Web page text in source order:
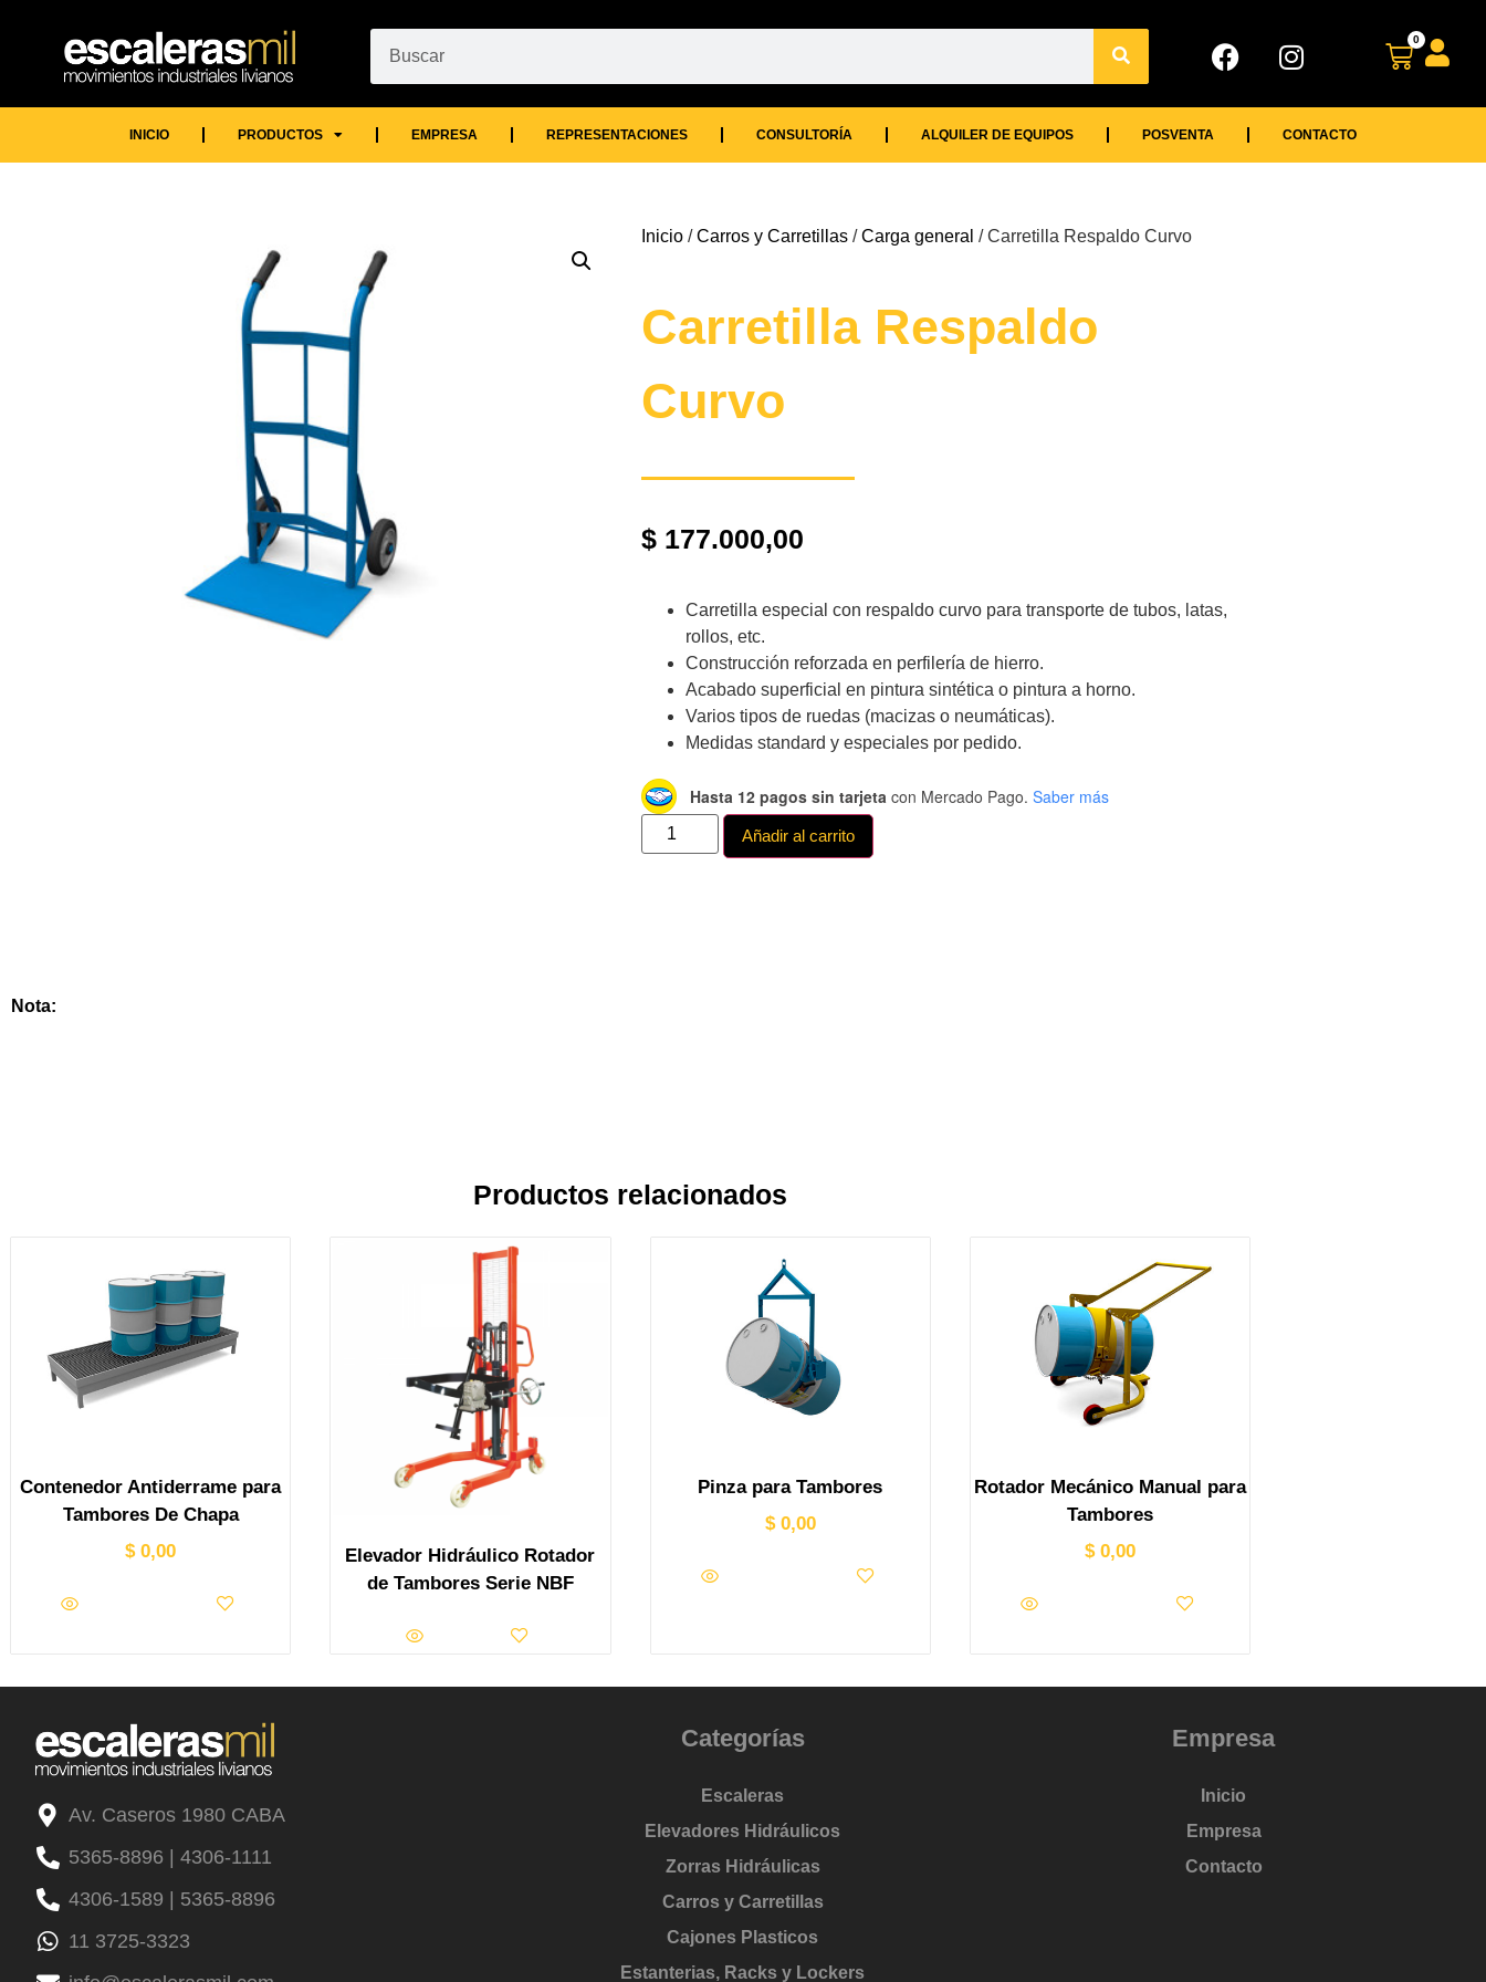
0
INICIO PRODUCTOS EMPRESA REPRESENTACIONES CONSULTORÍA ALQUILER DE EQUIPOS POSVENTA CONTACTO
Inicio /Carros y Carretillas /Carga general / Carretilla Respaldo Curvo
Carretilla Respaldo
Curvo
$ 177.000,00
Carretilla especial con respaldo curvo para transporte de tubos, latas,
rollos, etc.
Construcción reforzada en perfilería de hierro.
Acabado superficial en pintura sintética o pintura a horno.
Varios tipos de ruedas (macizas o neumáticas).
Medidas standard y especiales por pedido.
Hasta 12 pagos sin tarjeta con Mercado Pago. Saber más
Añadir al carrito
Nota:
Productos relacionados
Contenedor Antiderrame para
Tambores De Chapa
$0,00
Elevador Hidráulico Rotador
de Tambores Serie NBF
Pinza para Tambores
$0,00
Rotador Mecánico Manual para
Tambores
$0,00
Av. Caseros 1980 CABA
5365-8896 | 4306-1111
4306-1589 | 5365-8896
11 3725-3323
Categorías
Escaleras
Elevadores Hidráulicos
Zorras Hidráulicas
Carros y Carretillas
Cajones Plasticos
Estanterias, Racks y Lockers
Empresa
Inicio
Empresa
Contacto